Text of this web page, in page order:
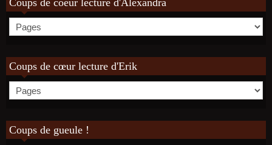
Coups de coeur lecture d'Alexandra
Coups de cœur lecture d'Erik
Coups de gueule !